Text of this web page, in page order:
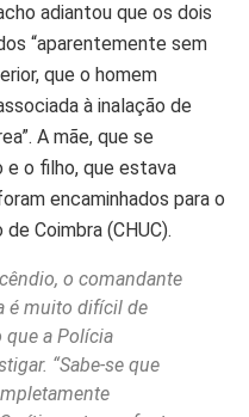
adiantou que os dois
“aparentemente sem
que o homem
à inalação de
A mãe, que se
e o filho, que estava
encaminhados para o
Coimbra (CHUC).
o comandante
é muito difícil de
que a Polícia
“Sabe-se que